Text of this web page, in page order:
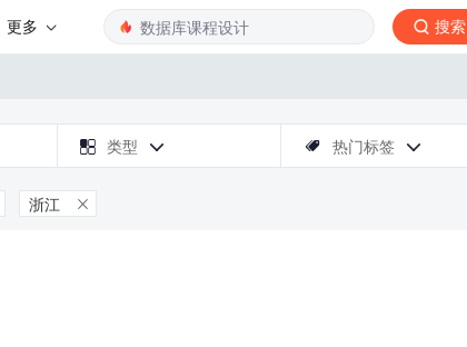
更多 搜索
 类型   热门标签 
浙江 